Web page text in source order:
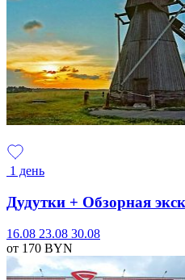
1 день
Дудутки + Обзорная
16.08 23.08 30.08
от 170 BYN